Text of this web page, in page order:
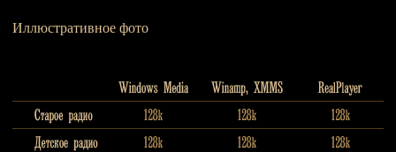
Иллюстративное фото